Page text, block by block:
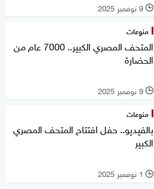
l 9 نوفمبر 2025
منوعات
المتحف المصري الكبير.. 7000 عام من
الحضارة
l 9 نوفمبر 2025
منوعات
بالفيديو.. حفل افتتاح المتحف المصري
الكبير
l 1 نوفمبر 2025